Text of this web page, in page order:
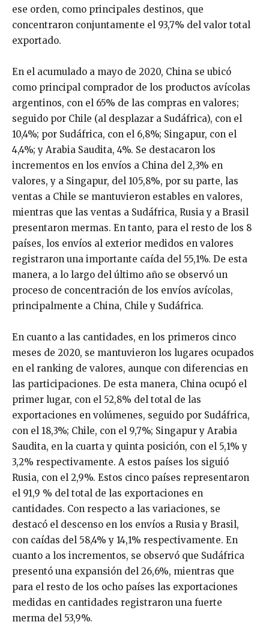
ese orden, como principales destinos, que
concentraron conjuntamente el 93,7% del valor total
exportado.
En el acumulado a mayo de 2020, China se ubicó
como principal comprador de los productos avícolas
argentinos, con el 65% de las compras en valores;
seguido por Chile (al desplazar a Sudáfrica), con el
10,4%; por Sudáfrica, con el 6,8%; Singapur, con el
4,4%; y Arabia Saudita, 4%. Se destacaron los
incrementos en los envíos a China del 2,3% en
valores, y a Singapur, del 105,8%, por su parte, las
ventas a Chile se mantuvieron estables en valores,
mientras que las ventas a Sudáfrica, Rusia y a Brasil
presentaron mermas. En tanto, para el resto de los 8
países, los envíos al exterior medidos en valores
registraron una importante caída del 55,1%. De esta
manera, a lo largo del último año se observó un
proceso de concentración de los envíos avícolas,
principalmente a China, Chile y Sudáfrica.
En cuanto a las cantidades, en los primeros cinco
meses de 2020, se mantuvieron los lugares ocupados
en el ranking de valores, aunque con diferencias en
las participaciones. De esta manera, China ocupó el
primer lugar, con el 52,8% del total de las
exportaciones en volúmenes, seguido por Sudáfrica,
con el 18,3%; Chile, con el 9,7%; Singapur y Arabia
Saudita, en la cuarta y quinta posición, con el 5,1% y
3,2% respectivamente. A estos países los siguió
Rusia, con el 2,9%. Estos cinco países representaron
el 91,9 % del total de las exportaciones en
cantidades. Con respecto a las variaciones, se
destacó el descenso en los envíos a Rusia y Brasil,
con caídas del 58,4% y 14,1% respectivamente. En
cuanto a los incrementos, se observó que Sudáfrica
presentó una expansión del 26,6%, mientras que
para el resto de los ocho países las exportaciones
medidas en cantidades registraron una fuerte
merma del 53,9%.